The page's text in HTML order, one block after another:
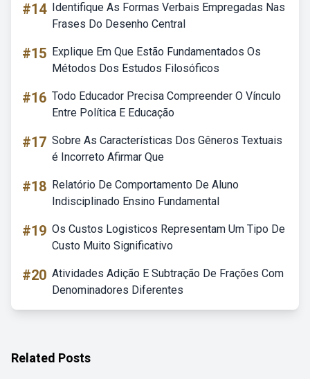
#14 Identifique As Formas Verbais Empregadas Nas
Frases Do Desenho Central
#15 Explique Em Que Estão Fundamentados Os
Métodos Dos Estudos Filosóficos
#16 Todo Educador Precisa Compreender O Vínculo
Entre Política E Educação
#17 Sobre As Características Dos Gêneros Textuais
é Incorreto Afirmar Que
#18 Relatório De Comportamento De Aluno
Indisciplinado Ensino Fundamental
#19 Os Custos Logisticos Representam Um Tipo De
Custo Muito Significativo
#20 Atividades Adição E Subtração De Frações Com
Denominadores Diferentes
Related Posts